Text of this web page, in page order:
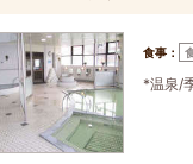
食事：
*温泉/